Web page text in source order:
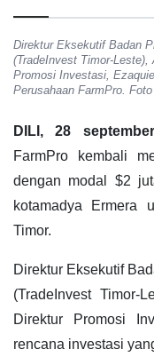
Direktur Eksekutif Badan
(TradeInvest Timor-
Promosi Investasi,
Perusahaan FarmPro.
DILI, 28
FarmPro kembali
dengan modal $2
kotamadya Ermera
Timor.
Direktur Eksekutif
(TradeInvest Timor-
Direktur Promosi
rencana investasi